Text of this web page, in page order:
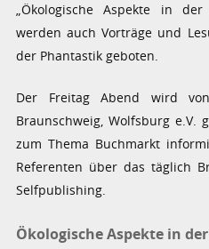
„Ökologische Aspekte in der
werden auch Vorträge und
der Phantastik geboten.
Der Freitag Abend wird
Braunschweig, Wolfsburg e.V.
zum Thema Buchmarkt
Referenten über das täglich
Selfpublishing.
Ökologische Aspekte in